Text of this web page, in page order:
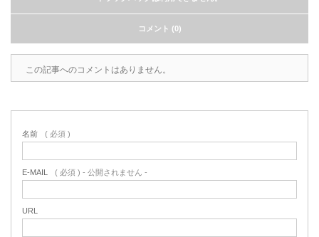
コメント (0)
この記事へのコメントはありません。
名前 ( 必須 )
E-MAIL ( 必須 ) - 公開されません -
URL